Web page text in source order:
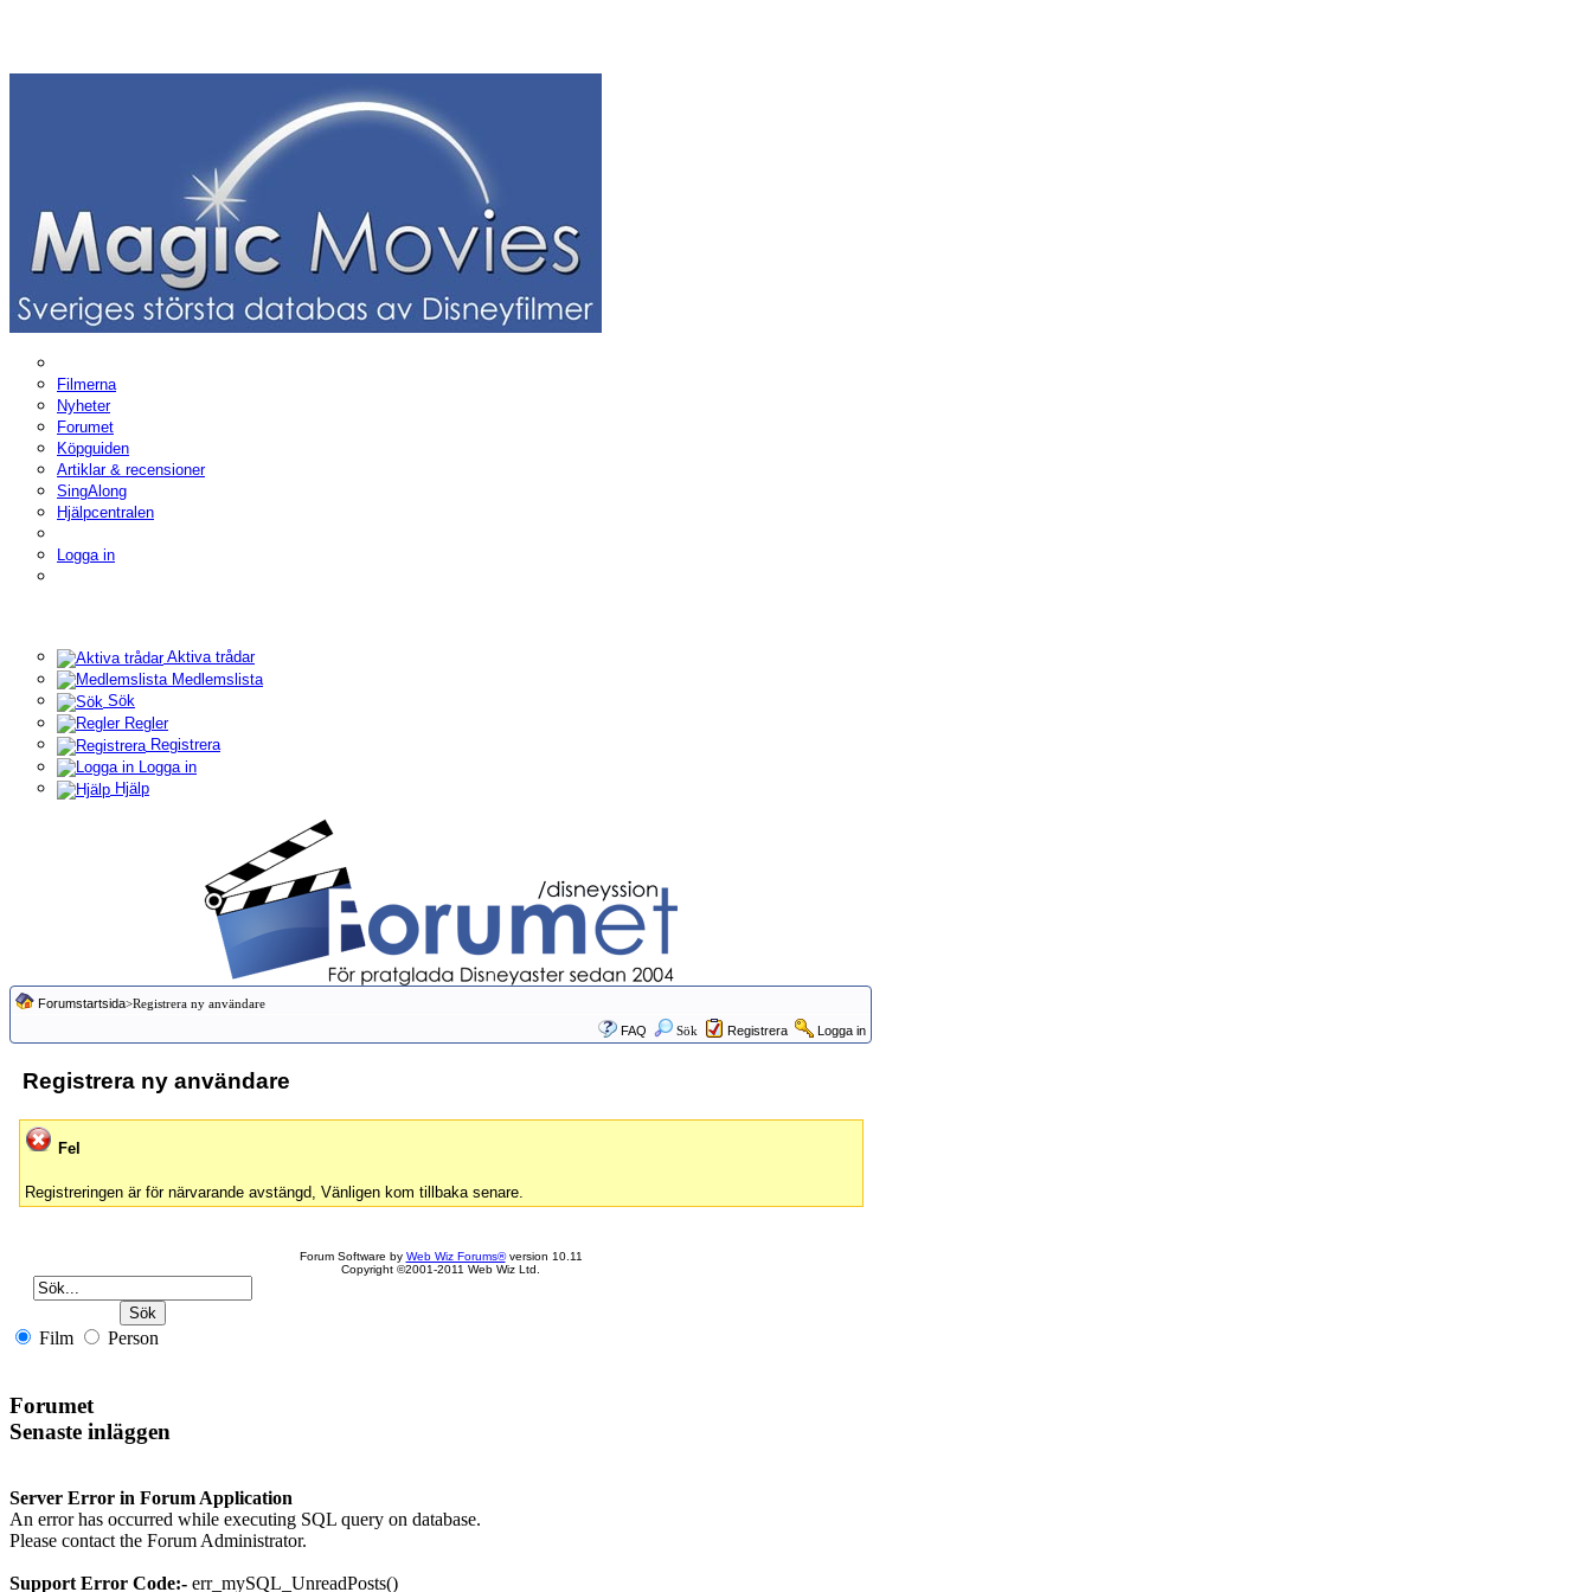
Filmerna
Nyheter
Forumet
Köpguiden
Artiklar & recensioner
SingAlong
Hjälpcentralen
Logga in
Aktiva trådar
Medlemslista
Sök
Regler
Registrera
Logga in
Hjälp
Forumstartsida>Registrera ny användare
FAQ
Sök Registrera Logga in
Registrera ny användare
Fel
Registreringen är för närvarande avstängd, Vänligen kom tillbaka senare.
Forum Software by Web Wiz Forums®version 10.11
Copyright ©2001-2011 Web Wiz Ltd.
Film Person
Forumet
Senaste inläggen
Server Error in Forum Application
An error has occurred while executing SQL query on database.
Please contact the Forum Administrator.
Support Error Code:- err_mySQL_UnreadPosts()